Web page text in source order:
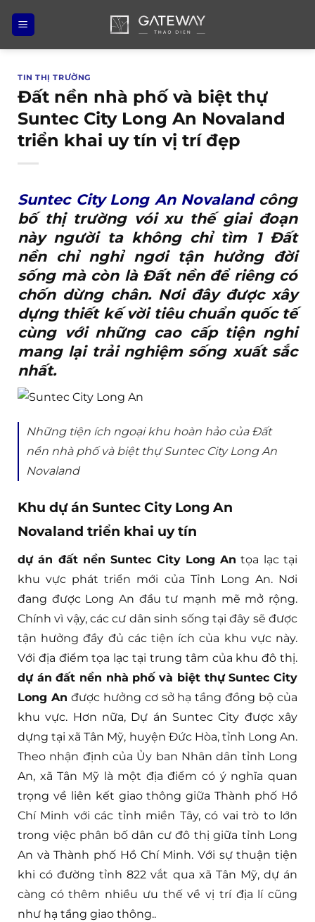
qua
nội
TIN THỊ TRƯỜNG
Đất nền nhà phố và biệt thự
Suntec City Long An Novaland
triển khai uy tín vị trí đẹp
Suntec City Long An Novalandcông
bố thị trường vói xu thế giai đoạn
này người ta không chỉ tìm 1 Đất
nền chỉ nghỉ ngơi tận hưởng đời
sống mà còn là Đất nền để riêng có
chốn dừng chân. Nơi đây được xây
dựng thiết kế vời tiêu chuẩn quốc tế
cùng với những cao cấp tiện nghi
mang lại trải nghiệm sống xuất sắc
nhất.
Những tiện ích ngoại khu hoàn hảo của Đất
nền nhà phố và biệt thự Suntec City Long An
Novaland
Khu dự án Suntec City Long An
Novaland triển khai uy tín
dự án đất nền Suntec City Long An tọa lạc tại
khu vực phát triển mới của Tỉnh Long An. Nơi
đang được Long An đầu tư mạnh mẽ mở rộng.
Chính vì vậy, các cư dân sinh sống tại đây sẽ được
tận hưởng đầy đủ các tiện ích của khu vực này.
Với địa điểm tọa lạc tại trung tâm của khu đô thị.
dự án đất nền nhà phố và biệt thự Suntec City
Long An được hưởng cơ sở hạ tầng đồng bộ của
khu vực. Hơn nữa, Dự án Suntec City được xây
dựng tại xã Tân Mỹ, huyện Đức Hòa, tỉnh Long An.
Theo nhận định của Ủy ban Nhân dân tỉnh Long
An, xã Tân Mỹ là một địa điểm có ý nghĩa quan
trọng về liên kết giao thông giữa Thành phố Hồ
Chí Minh với các tỉnh miền Tây, có vai trò to lớn
trong việc phân bố dân cư đô thị giữa tỉnh Long
An và Thành phố Hồ Chí Minh. Với sự thuận tiện
khi có đường tỉnh 822 vắt qua xã Tân Mỹ, dự án
càng có thêm nhiều ưu thế về vị trí địa lí cũng
như hạ tầng giao thông..